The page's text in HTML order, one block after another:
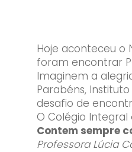
Hoje aconteceu o
foram encontrar
Imaginem a
Parabéns,
desafio de
O Colégio
Contem sempre
Professora Lúcia